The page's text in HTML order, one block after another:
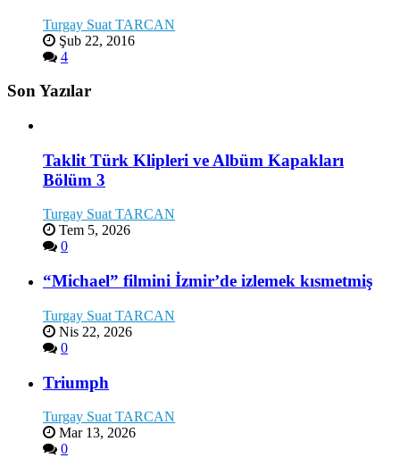
Turgay Suat TARCAN
Şub 22, 2016
4
Son Yazılar
Taklit Türk Klipleri ve Albüm Kapakları
Bölüm 3
Turgay Suat TARCAN
Tem 5, 2026
0
“Michael” filmini İzmir’de izlemek kısmetmiş
Turgay Suat TARCAN
Nis 22, 2026
0
Triumph
Turgay Suat TARCAN
Mar 13, 2026
0